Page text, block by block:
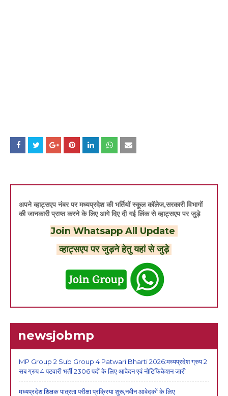
अपने व्हाट्सएप नंबर पर मध्यप्रदेश की भर्तियों स्कूल कॉलेज,सरकारी विभागों
की जानकारी प्राप्त करने के लिए आगे दिए दी गई लिंक से व्हाट्सएप पर जुड़े
Join Whatsapp All Update
व्हाट्सएप पर जुड़ने हेतु यहां से जुड़े
newsjobmp
MP Group 2 Sub Group 4 Patwari Bharti 2026:मध्यप्रदेश ग्रुप 2
सब ग्रुप 4 पटवारी भर्ती 2306 पदों के लिए आवेदन एवं नोटिफिकेशन जारी
मध्यप्रदेश शिक्षक पात्रता परीक्षा प्रक्रिया शुरू,नवीन आवेदकों के लिए